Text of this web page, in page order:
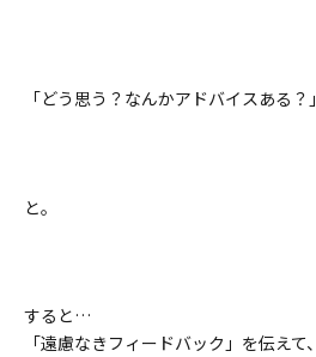
「どう思う？なんかアドバイスある？」
と。
すると…
「遠慮なきフィードバック」を伝えて、